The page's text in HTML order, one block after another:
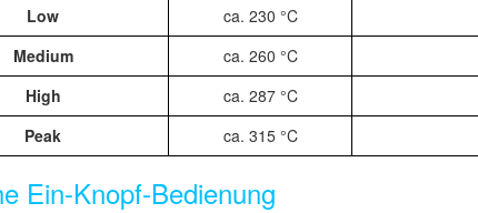
Low
ca. 230 °C
Medium
ca. 260 °C
High
ca. 287 °C
Peak
ca. 315 °C
Ein-Knopf-Bedienung